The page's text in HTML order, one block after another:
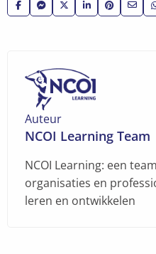
SharePartagerShareShareShare
Auteur
NCOI Learning Team
NCOI Learning: een
organisaties en
leren en ontwikkelen